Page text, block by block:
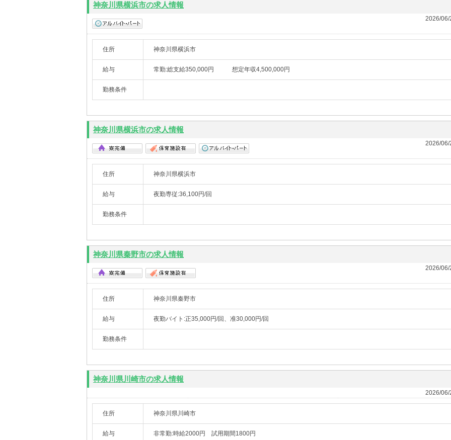
神奈川県横浜市の求人情報
2026/06/
住所 神奈川県横浜市
給与 常勤:総支給350,000円 想定年収4,500,000円
勤務条件
神奈川県横浜市の求人情報
2026/06/
住所 神奈川県横浜市
給与 夜勤専従:36,100円/回
勤務条件
神奈川県秦野市の求人情報
2026/06/
住所 神奈川県秦野市
給与 夜勤バイト:正35,000円/回、准30,000円/回
勤務条件
神奈川県川崎市の求人情報
2026/06/
住所 神奈川県川崎市
給与 非常勤:時給2000円 試用期間1800円